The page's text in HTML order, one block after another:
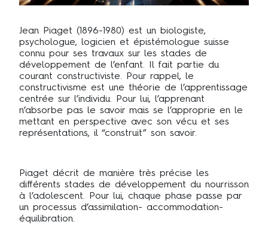
Jean Piaget (1896-1980) est un biologiste,
psychologue, logicien et épistémologue suisse
connu pour ses travaux sur les stades de
développement de l’enfant. Il fait partie du
courant constructiviste. Pour rappel, le
constructivisme est une théorie de l’apprentissage
centrée sur l’individu. Pour lui, l’apprenant
n’absorbe pas le savoir mais se l’approprie en le
mettant en perspective avec son vécu et ses
représentations, il “construit” son savoir.
Piaget décrit de manière très précise les
différents stades de développement du nourrisson
à l’adolescent. Pour lui, chaque phase passe par
un processus d’assimilation- accommodation-
équilibration.